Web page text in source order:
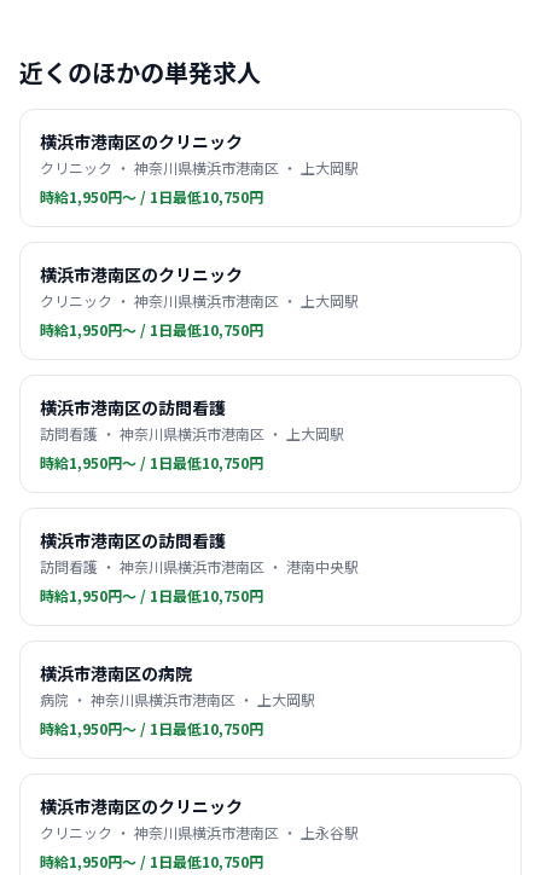
近くのほかの単発求人
横浜市港南区のクリニック
クリニック ・ 神奈川県横浜市港南区 ・ 上大岡駅
時給1,950円〜 / 1日最低10,750円
横浜市港南区のクリニック
クリニック ・ 神奈川県横浜市港南区 ・ 上大岡駅
時給1,950円〜 / 1日最低10,750円
横浜市港南区の訪問看護
訪問看護 ・ 神奈川県横浜市港南区 ・ 上大岡駅
時給1,950円〜 / 1日最低10,750円
横浜市港南区の訪問看護
訪問看護 ・ 神奈川県横浜市港南区 ・ 港南中央駅
時給1,950円〜 / 1日最低10,750円
横浜市港南区の病院
病院 ・ 神奈川県横浜市港南区 ・ 上大岡駅
時給1,950円〜 / 1日最低10,750円
横浜市港南区のクリニック
クリニック ・ 神奈川県横浜市港南区 ・ 上永谷駅
時給1,950円〜 / 1日最低10,750円